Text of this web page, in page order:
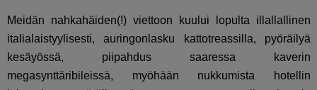
Meidän nahkahäiden(!) viettoon kuului lopulta illallallinen
italialaistyylisesti, auringonlasku kattotreassilla, pyöräilyä
kesäyössä, piipahdus saaressa kaverin
megasynttäribileissä, myöhään nukkumista hotellin